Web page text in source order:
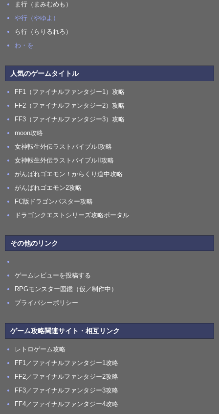
ま行（まみむめも）
や行（やゆよ）
ら行（らりるれろ）
わ・を
人気のゲームタイトル
FF1（ファイナルファンタジー1）攻略
FF2（ファイナルファンタジー2）攻略
FF3（ファイナルファンタジー3）攻略
moon攻略
女神転生外伝ラストバイブルI攻略
女神転生外伝ラストバイブルII攻略
がんばれゴエモン！からくり道中攻略
がんばれゴエモン2攻略
FC版ドラゴンバスター攻略
ドラゴンクエストシリーズ攻略ポータル
その他のリンク
ゲームレビューを投稿する
RPGモンスター図鑑（仮／制作中）
プライバシーポリシー
ゲーム攻略関連サイト・相互リンク
レトロゲーム攻略
FF1／ファイナルファンタジー1攻略
FF2／ファイナルファンタジー2攻略
FF3／ファイナルファンタジー3攻略
FF4／ファイナルファンタジー4攻略